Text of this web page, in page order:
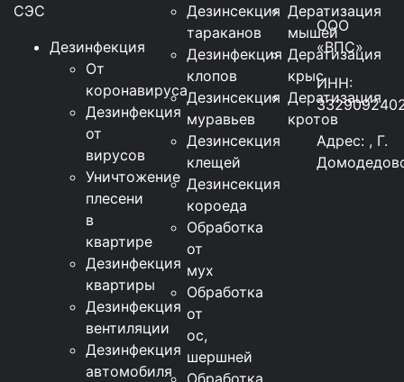
СЭС
Дезинфекция
От
коронавируса
Дезинфекция
от
вирусов
Уничтожение
плесени
в
квартире
Дезинфекция
квартиры
Дезинфекция
вентиляции
Дезинфекция
автомобиля
Дезинсекция
тараканов
Дезинфекция
клопов
Дезинсекция
муравьев
Дезинсекция
клещей
Дезинсекция
короеда
Обработка
от
мух
Обработка
от
ос,
шершней
Обработка
Дератизация
мышей
Дератизация
крыс
Дератизация
кротов
ООО
«ВПС»
ИНН:
Адрес: , Г.